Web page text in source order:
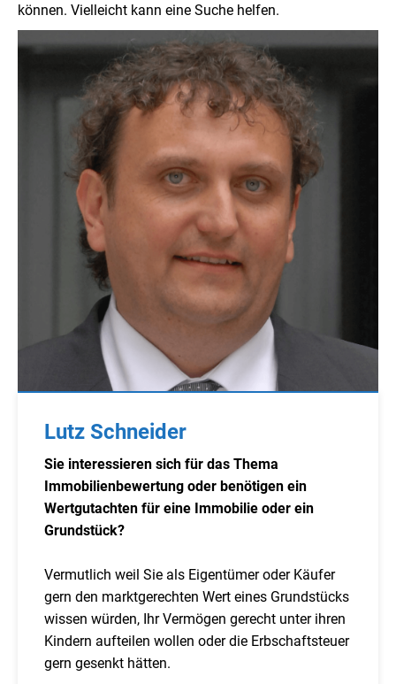
können. Vielleicht kann eine Suche helfen.
Lutz Schneider
Sie interessieren sich für das Thema
Immobilienbewertung oder benötigen ein
Wertgutachten für eine Immobilie oder ein
Grundstück?
Vermutlich weil Sie als Eigentümer oder Käufer
gern den marktgerechten Wert eines Grundstücks
wissen würden, Ihr Vermögen gerecht unter ihren
Kindern aufteilen wollen oder die Erbschaftsteuer
gern gesenkt hätten.